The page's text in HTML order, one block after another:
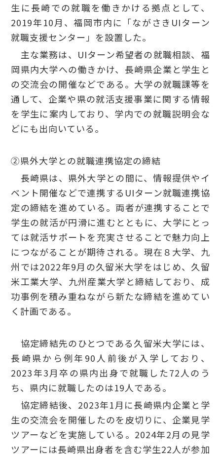
生に長崎での就職を働きかける拠点として、
2019年10月、福岡市内に「ながさきUIターン
就職支援センター」を設置した。
主な業務は、UIターン希望者の就職相談、福
岡県内大学への働きかけ、長崎県企業と学生と
の交流会の開催などである。大学の就職課等を
通して、企業や県の就活支援事業に関する情報
を学生に案内しており、学内での就職説明会な
どにも出向いている。
②県外大学との就職連携協定の締結
長崎県は、県外大学との間に、情報提供やイ
ベント開催などで連携するUIターン就職連携協
定の締結を進めている。両者が連携することで
学生の就活が円滑に進むとともに、大学にとっ
ては就活サポートを充実させることで魅力向上
につながることが期待される。現在８大学、九
州では2022年9月の久留米大学をはじめ、久留
米工業大学、九州産業大学と締結しており、成
功事例を積み重ねながら新たな締結を進めてい
く計画である。
協定締結先のひとつである久留米大学には、
長崎県から例年90人前後が入学しており、
2023年3月卒の県内出身で就職した72人のう
ち、県内に就職したのは19人である。
協定締結後、2023年1月に長崎県内企業と学
生の交流会を開催したのを皮切りに、企業見学
ツアーなどを実施している。2024年2月の見学
ツアーには長崎県出身者を含む学生22人が参加